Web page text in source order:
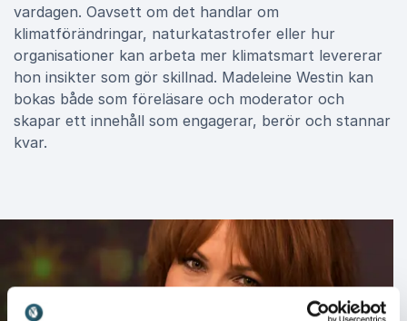
vardagen. Oavsett om det handlar om
klimatförändringar, naturkatastrofer eller hur
organisationer kan arbeta mer klimatsmart levererar
hon insikter som gör skillnad. Madeleine Westin kan
bokas både som föreläsare och moderator och
skapar ett innehåll som engagerar, berör och stannar
kvar.